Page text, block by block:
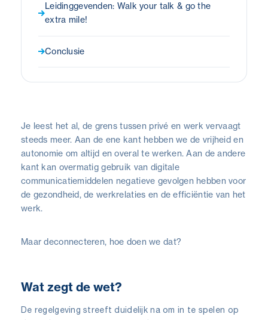
Leidinggevenden: Walk your talk & go the
extra mile!
Conclusie
Je leest het al, de grens tussen privé en werk vervaagt
steeds meer. Aan de ene kant hebben we de vrijheid en
autonomie om altijd en overal te werken. Aan de andere
kant kan overmatig gebruik van digitale
communicatiemiddelen negatieve gevolgen hebben voor
de gezondheid, de werkrelaties en de efficiëntie van het
werk.
Maar deconnecteren, hoe doen we dat?
Wat zegt de wet?
De regelgeving streeft duidelijk na om in te spelen op